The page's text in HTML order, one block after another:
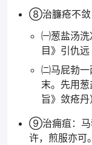
⑧治臁疮不敛
㈠葱盐汤
目》引仇远
㈡马屁勃
末。先用
旨》敛疮丹
⑨治痈疽：马
许，煎服亦可